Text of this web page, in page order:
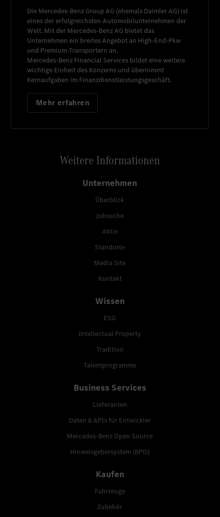
Die Mercedes-Benz Group AG (ehemals Daimler AG) ist
eines der erfolgreichsten Automobilunternehmen der
Welt. Mit der Mercedes-Benz AG bietet das
Unternehmen ein breites Angebot an High-End-Pkw
und Premium-Transportern an.
Mercedes-Benz Financial Services bildet eine weitere
wichtige Einheit des Konzerns und übernimmt
Kernaufgaben im Finanzdienstleistungsgeschäft.
Mehr erfahren
Weitere Informationen
Unternehmen
Überblick
Jobsuche
Aktie
Standorte
Media Site
Kontakt
Wissen
ESG
Intellectual Property
Tradition
Talentprogramme
Business Services
Lieferanten
Daten & APIs für Entwickler
Mercedes-Benz Open Source
Hinweisgebersystem (BPO)
Kaufen
Fahrzeuge
Zubehör